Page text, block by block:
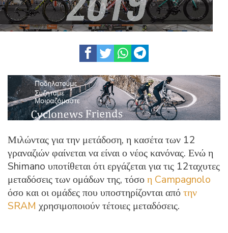
Μιλώντας για την μετάδοση, η κασέτα των 12
γραναζιών φαίνεται να είναι ο νέος κανόνας. Ενώ η
Shimano υποτίθεται ότι εργάζεται για τις 12ταχυτες
μεταδόσεις των ομάδων της, τόσοη Campagnolo
όσο και οι ομάδες που υποστηρίζονται απότην
SRAM χρησιμοποιούν τέτοιες μεταδόσεις.